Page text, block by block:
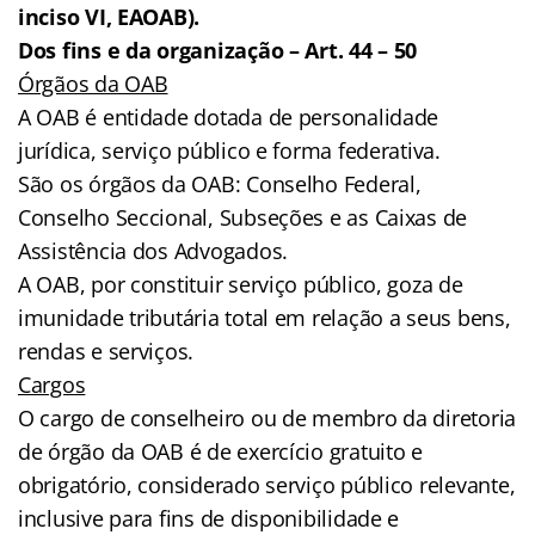
inciso VI, EAOAB).
Dos fins e da organização – Art. 44 – 50
Órgãos da OAB
A OAB é entidade dotada de personalidade
jurídica, serviço público e forma federativa.
São os órgãos da OAB: Conselho Federal,
Conselho Seccional, Subseções e as Caixas de
Assistência dos Advogados.
A OAB, por constituir serviço público, goza de
imunidade tributária total em relação a seus bens,
rendas e serviços.
Cargos
O cargo de conselheiro ou de membro da diretoria
de órgão da OAB é de exercício gratuito e
obrigatório, considerado serviço público relevante,
inclusive para fins de disponibilidade e